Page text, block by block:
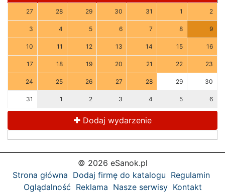
27 28 29 30 31 1 2
3 4 5 6 7 8 9
10 11 12 13 14 15 16
17 18 19 20 21 22 23
24 25 26 27 28 29 30
31 1 2 3 4 5 6
Dodaj wydarzenie
© 2026 eSanok.pl
Strona główna Dodaj firmę do katalogu Regulamin
Oglądalność Reklama Nasze serwisy Kontakt